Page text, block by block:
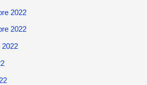
2022
2022
2022